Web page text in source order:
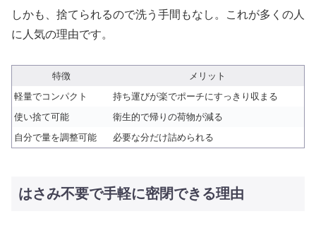
しかも、捨てられるので洗う手間もなし。これが多くの人
に人気の理由です。
特徴
メリット
軽量でコンパクト
持ち運びが楽でポーチにすっきり収まる
使い捨て可能
衛生的で帰りの荷物が減る
自分で量を調整可能
必要な分だけ詰められる
はさみ不要で手軽に密閉できる理由